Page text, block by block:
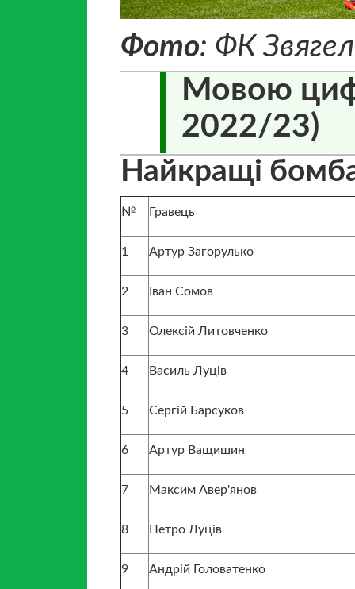
Фото: ФК
Мовою
2022/23)
Найкращі
№ Гравець
1 Артур Загорулько
2 Іван Сомов
3 Олексій Литовченко
4 Василь Луців
5 Сергій Барсуков
6 Артур Ващишин
7 Максим Авер'янов
8 Петро Луців
9 Андрій Головатенко